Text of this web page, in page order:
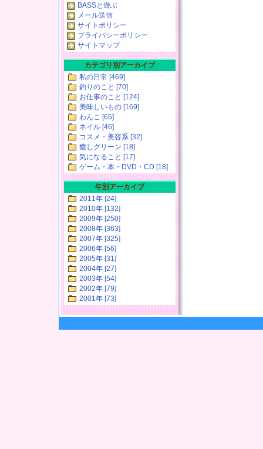
BASSと遊ぶ
メール送信
サイトポリシー
プライバシーポリシー
サイトマップ
カテゴリ別アーカイブ
私の日常 [469]
釣りのこと [70]
お仕事のこと [124]
美味しいもの [169]
わんこ [65]
ネイル [46]
コスメ・美容系 [32]
癒しグリーン [18]
気になること [17]
ゲーム・本・DVD・CD [18]
年別アーカイブ
2011年 [24]
2010年 [132]
2009年 [250]
2008年 [363]
2007年 [325]
2006年 [56]
2005年 [31]
2004年 [27]
2003年 [54]
2002年 [79]
2001年 [73]